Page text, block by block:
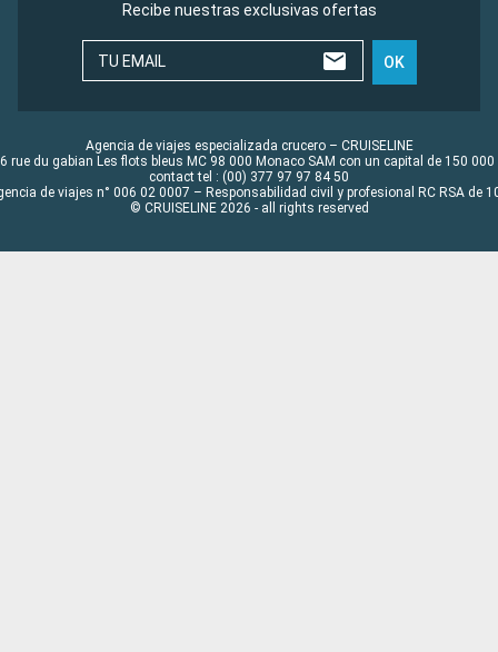
Recibe nuestras exclusivas ofertas
TU EMAIL OK
Agencia de viajes especializada crucero – CRUISELINE
rue du gabian Les flots bleus MC 98 000 Monaco SAM con un capital de 150 000
contact tel : (00) 377 97 97 84 50
de viajes n° 006 02 0007 – Responsabilidad civil y profesional RC RSA de
© CRUISELINE 2026 - all rights reserved